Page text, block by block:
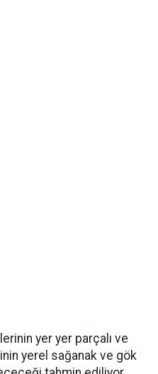
yer yer parçalı ve
yerel sağanak ve gök